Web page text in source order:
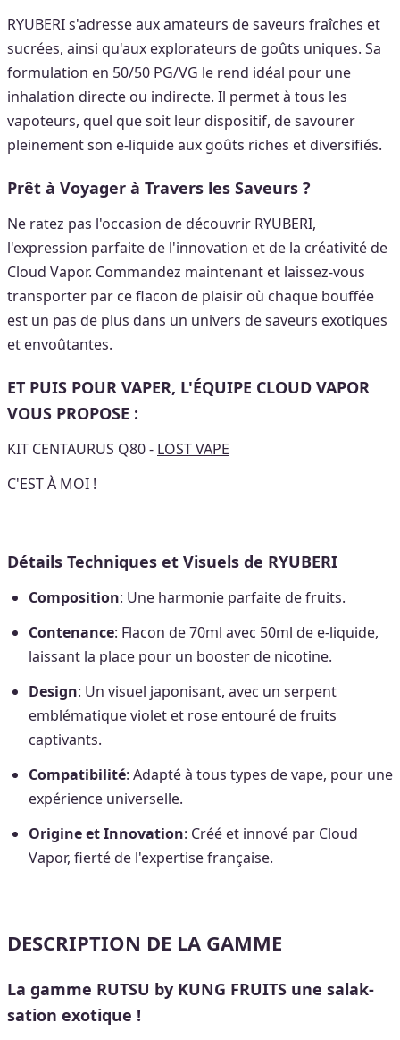
RYUBERI s'adresse aux amateurs de saveurs fraîches et
sucrées, ainsi qu'aux explorateurs de goûts uniques. Sa
formulation en 50/50 PG/VG le rend idéal pour une
inhalation directe ou indirecte. Il permet à tous les
vapoteurs, quel que soit leur dispositif, de savourer
pleinement son e-liquide aux goûts riches et diversifiés.
Prêt à Voyager à Travers les Saveurs ?
Ne ratez pas l'occasion de découvrir RYUBERI,
l'expression parfaite de l'innovation et de la créativité de
Cloud Vapor. Commandez maintenant et laissez-vous
transporter par ce flacon de plaisir où chaque bouffée
est un pas de plus dans un univers de saveurs exotiques
et envoûtantes.
ET PUIS POUR VAPER, L'ÉQUIPE CLOUD VAPOR
VOUS PROPOSE :
KIT CENTAURUS Q80 - LOST VAPE
C'EST À MOI !
Détails Techniques et Visuels de RYUBERI
Composition: Une harmonie parfaite de fruits.
Contenance: Flacon de 70ml avec 50ml de e-liquide,
laissant la place pour un booster de nicotine.
Design: Un visuel japonisant, avec un serpent
emblématique violet et rose entouré de fruits
captivants.
Compatibilité: Adapté à tous types de vape, pour une
expérience universelle.
Origine et Innovation: Créé et innové par Cloud
Vapor, fierté de l'expertise française.
DESCRIPTION DE LA GAMME
La gamme RUTSU by KUNG FRUITS une salak-
sation exotique !